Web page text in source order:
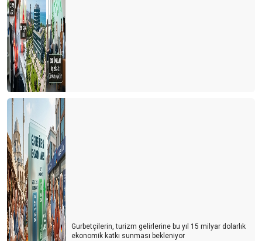
Gurbetçilerin, turizm gelirlerine bu yıl 15 milyar dolarlık
ekonomik katkı sunması bekleniyor